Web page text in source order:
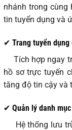
nhánh trong cùng
tin tuyển dụng và
✔ Trang tuyển dụng
Tích hợp ngay
hồ sơ trực tuyến
tăng độ tin cậy và
✔ Quản lý danh
Hệ thống lưu trữ